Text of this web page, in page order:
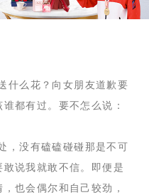
么花？向女朋友道歉要
都有过。要不怎么说：
没有磕磕碰碰那是不可
说我就敢不信。即便是
也会偶尔和自己较劲，